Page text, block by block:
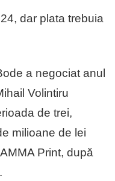
dar plata trebuia
a negociat anul
Volintiru
de trei,
milioane de lei
Print, după